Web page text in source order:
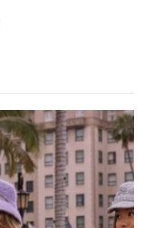
prosinci totiž v